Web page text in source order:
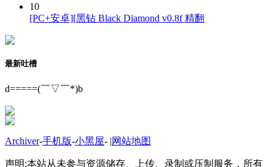
10
[PC+安卓][黑钻 Black Diamond v0.8f 精翻
最新吐槽
d=====(￣▽￣*)b
Archiver-手机版-小黑屋- |网站地图
声明:本站从未参与资源储存、上传、录制或压制服务，所有